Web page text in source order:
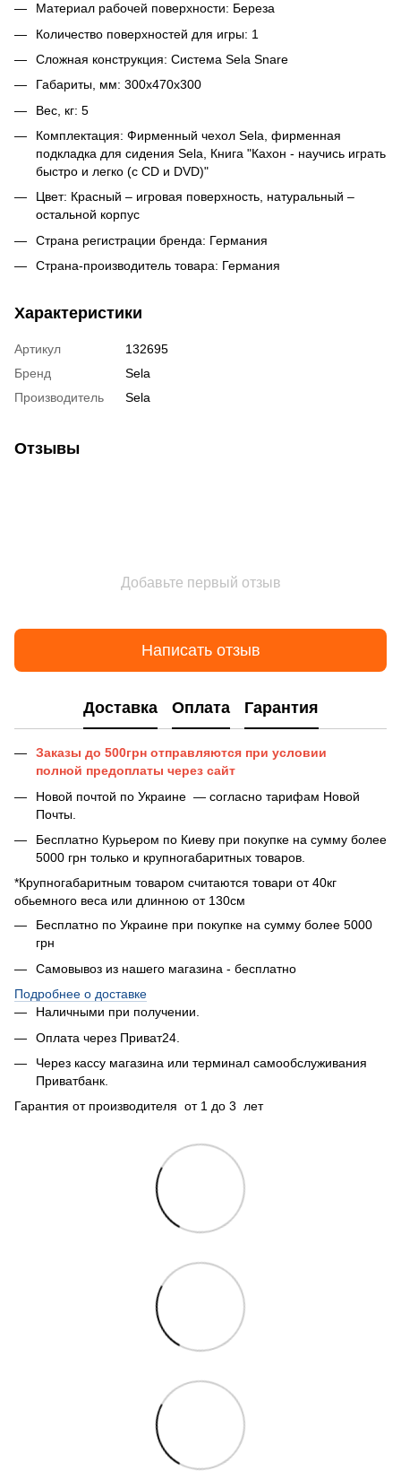
Материал рабочей поверхности: Береза
Количество поверхностей для игры: 1
Сложная конструкция: Система Sela Snare
Габариты, мм: 300x470x300
Вес, кг: 5
Комплектация: Фирменный чехол Sela, фирменная
подкладка для сидения Sela, Книга "Кахон - научись играть
быстро и легко (с CD и DVD)"
Цвет: Красный – игровая поверхность, натуральный –
остальной корпус
Страна регистрации бренда: Германия
Страна-производитель товара: Германия
Характеристики
Артикул
132695
Бренд
Sela
Производитель
Sela
Отзывы
Добавьте первый отзыв
Написать отзыв
Доставка Оплата Гарантия
Заказы до 500грн отправляются при условии
полной предоплаты через сайт
Новой почтой по Украине — согласно тарифам Новой
Почты.
Бесплатно Курьером по Киеву при покупке на сумму более
5000 грн только и крупногабаритных товаров.
*Крупногабаритным товаром считаются товари от 40кг
обьемного веса или длинною от 130см
Бесплатно по Украине при покупке на сумму более 5000
грн
Самовывоз из нашего магазина - бесплатно
Подробнее о доставке
Наличными при получении.
Оплата через Приват24.
Через кассу магазина или терминал самообслуживания
Приватбанк.
Гарантия от производителя от 1 до 3 лет